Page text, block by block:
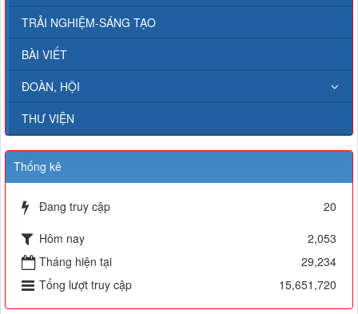
TRẢI NGHIỆM-SÁNG TẠO
BÀI VIẾT
ĐOÀN, HỘI
THƯ VIỆN
Thống kê
Đang truy cập
20
Hôm nay
2,053
Tháng hiện tại
29,234
Tổng lượt truy cập
15,651,720